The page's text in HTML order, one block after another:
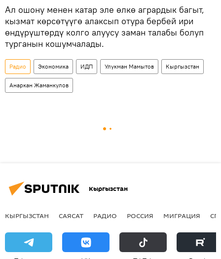
Ал ошону менен катар эле өлкө агрардык багыт,
кызмат көрсөтүүгө алаксып отура бербей ири
өндүрүштөрдү колго алуусу заман талабы болуп
турганын кошумчалады.
Радио Экономика ИДП Улукман Мамытов Кыргызстан
Анаркан Жаманкулов
Кыргызстан
КЫРГЫЗСТАН САЯСАТ РАДИО РОССИЯ МИГРАЦИЯ